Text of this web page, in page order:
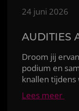
24 juni 2026
AUDITIES
Droom jij
podium en
knallen tijdens
Lees meer